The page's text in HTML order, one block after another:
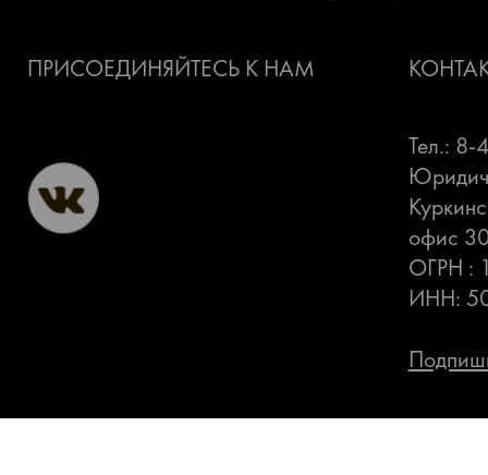
ПРИСОЕДИНЯЙТЕСЬ К НАМ
Тел.: 8-
офис
ОГРН :
ИНН: